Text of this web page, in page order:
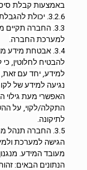
באמצעות קבלת
3.2.6. יכולת להגבלת כתובות IP ברמת לקוח
למערכת החברה.
3.4. אבטחת מידע
להבטיח לחלוטין,
למידע, יחד עם
נגיעה למידע של
האפשרי מעת גילוי
התקלה/לקוי, על
לתיקונה.
3.5. החברה תנהל
הגישה למערכת
מעובד המידע.
הנתונים הבאים: